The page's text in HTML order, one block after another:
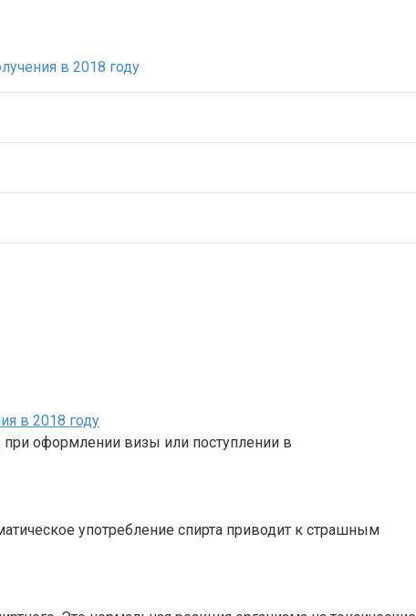
в 2018 году
в 2018 году
при оформлении визы или поступлении в
употребление спирта приводит к страшным